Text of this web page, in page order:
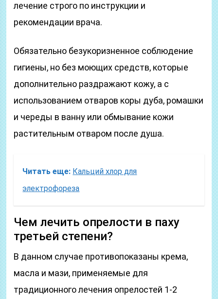
лечение строго по инструкции и
рекомендации врача.
Обязательно безукоризненное соблюдение
гигиены, но без моющих средств, которые
дополнительно раздражают кожу, а с
использованием отваров коры дуба, ромашки
и череды в ванну или обмывание кожи
растительным отваром после душа.
Читать еще: Кальций хлор для
электрофореза
Чем лечить опрелости в паху
третьей степени?
В данном случае противопоказаны крема,
масла и мази, применяемые для
традиционного лечения опрелостей 1-2